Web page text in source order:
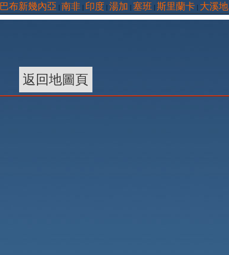
巴布新幾內亞 | 南非 | 印度 | 湯加 | 塞班 | 斯里蘭卡 | 大溪地
返回地圖頁